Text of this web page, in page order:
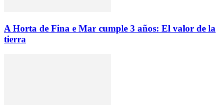
A Horta de Fina e Mar cumple 3 años: El valor de la
tierra